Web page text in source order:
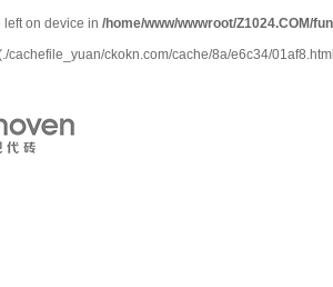
left on device in /home/www/wwwroot/Z1024.COM/
cachefile_yuan/ckokn.com/cache/8a/e6c34/